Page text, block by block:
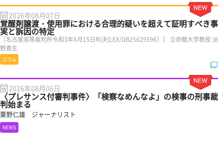
2026年08月07日
覚醒剤譲渡・使用罪における合理的疑いを超えて証明すべき事
実と訴因の特定
［名古屋高等裁判所令和3年6月15日判決(LEX/DB25629596）］ 立命館大学教授 渕
野貴生
コラム
2026年08月06日
〈プレサンス付審判事件〉「検察なめんなよ」の検事の刑事裁
判始まる
粟野仁雄 ジャーナリスト
NEWS